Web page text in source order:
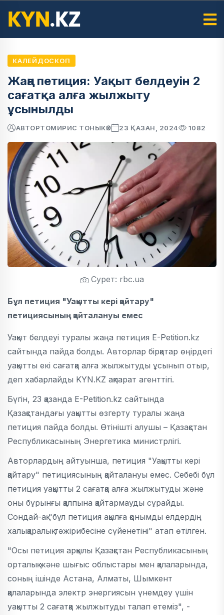
КАЛЕЙДОСКОП
Жаңа петиция: Уақыт белдеуін 2
сағатқа алға жылжыту
ұсынылды
АВТОРТОМИРИС ТОНЫКӨК 23 ҚАЗАН, 2024 1082
Сурет: rbc.ua
Бұл петиция "Уақытты кері қайтару"
петициясының қайталануы емес
Уақыт белдеуі туралы жаңа петиция E-Petition.kz
сайтында пайда болды. Авторлар бірқатар өңірдегі
уақытты екі сағатқа алға жылжытуды ұсынып отыр,
деп хабарлайды KYN.KZ ақпарат агенттігі.
Бүгін, 23 қазанда E-Petition.kz сайтында
Қазақстандағы уақытты өзгерту туралы жаңа
петиция пайда болды. Өтінішті алушы – Қазақстан
Республикасының Энергетика министрлігі.
Авторлардың айтуынша, петиция "Уақытты кері
қайтару" петициясының қайталануы емес. Себебі бұл
петиция уақытты 2 сағатқа алға жылжытуды және
оны бұрынғы қалпына қайтармауды сұрайды.
Сондай-ақ "бұл петиция ақылға қонымды елдердің
халықаралық тәжірибесіне сүйенетіні" атап өтілген.
"Осы петиция арқылы Қазақстан Республикасының
орталық және шығыс облыстары мен қалаларында,
соның ішінде Астана, Алматы, Шымкент
қалаларында электр энергиясын үнемдеу үшін
уақытты 2 сағатқа жылжытуды талап етеміз", -